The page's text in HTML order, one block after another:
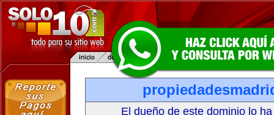
El dueño de este dominio lo